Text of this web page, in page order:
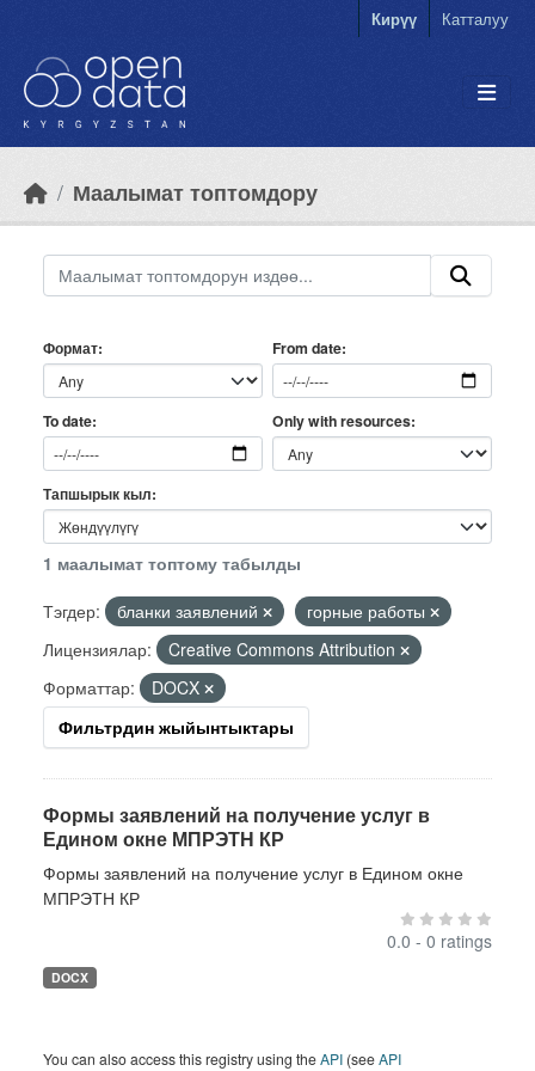
Кирүү Катталуу
Маалымат топтомдору
Формат From date
To date Only with resources
Тапшырык кыл
1 маалымат топтому табылды
Тэгдер:
бланки заявлений
горные работы
Лицензиялар:
Creative Commons Attribution
Форматтар:
DOCX
Фильтрдин жыйынтыктары
Формы заявлений на получение услуг в
Едином окне МПРЭТН КР
Формы заявлений на получение услуг в Едином окне
МПРЭТН КР
0.0 - 0 ratings
DOCX
You can also access this registry using theAPI (seeAPI